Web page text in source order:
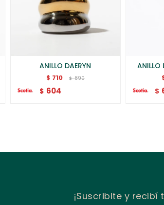
ANILLO DAERYN
$ 710 $ 890
$ 604
ANILLO
$
¡Suscribite y